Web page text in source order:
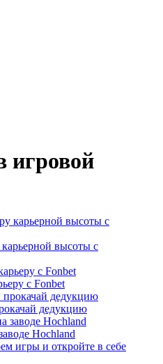
игровой
высоты с
с Fonbet
дедукцию
Hochland